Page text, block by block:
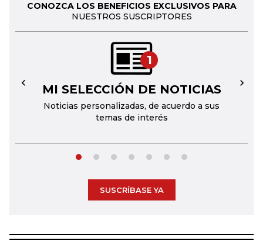
CONOZCA LOS BENEFICIOS EXCLUSIVOS PARA
NUESTROS SUSCRIPTORES
1
MI SELECCIÓN DE NOTICIAS
Noticias personalizadas, de acuerdo a sus
temas de interés
← →
SUSCRÍBASE YA